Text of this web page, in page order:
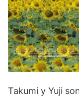
Takumi y Yuji